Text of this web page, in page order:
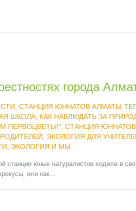
города
СТАНЦИЯ ЮННАТОВ АЛМАТЫ
ШКОЛА, КАК НАБЛЮДАТЬ ЗА
ПЕРВОЦВЕТЫ!", СТАНЦИЯ ЮННАТОВ,
ЭКОЛОГИЯ ДЛЯ
ЭКОЛОГИЯ И МЫ
станции юных натуралистов ходила в
или как...